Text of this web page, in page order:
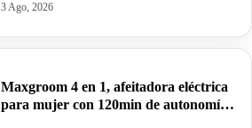
3 Ago, 2026
Maxgroom 4 en 1, afeitadora eléctrica
para mujer con 120min de autonomía